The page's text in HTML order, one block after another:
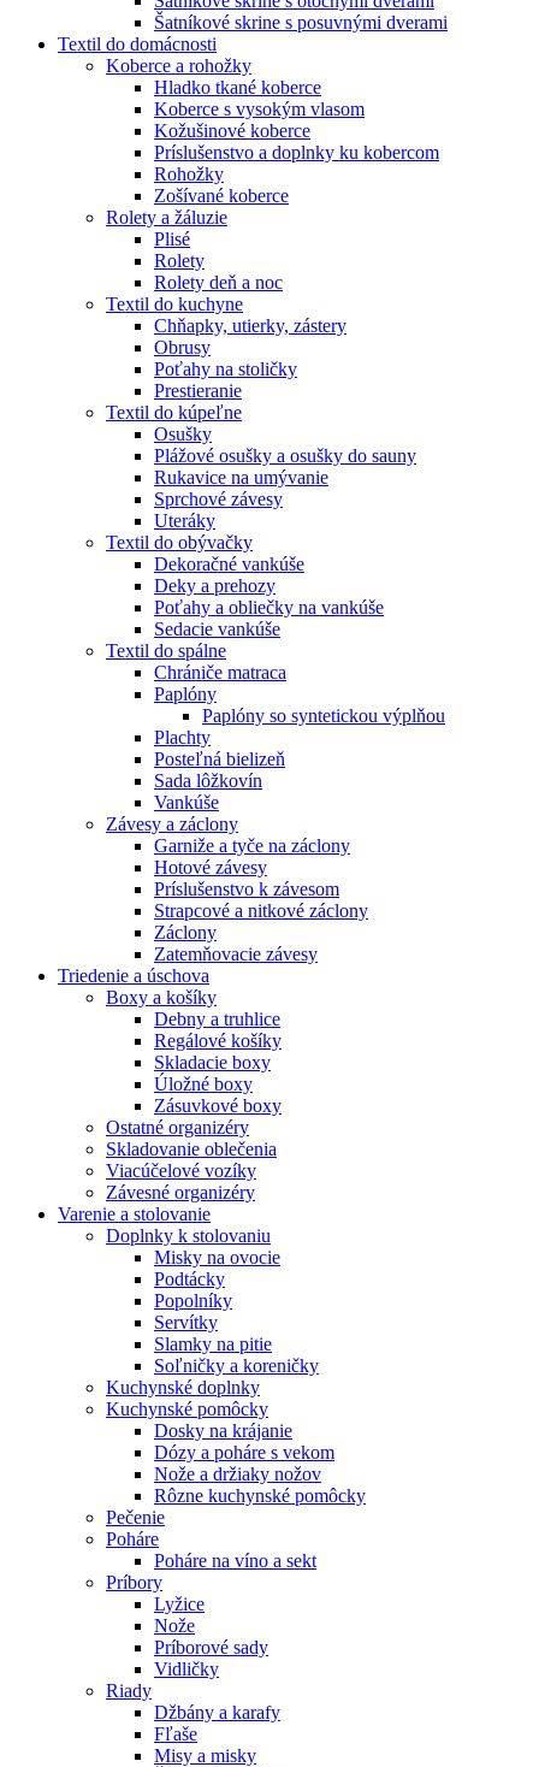
Šatníkové skrine s posuvnými dverami
Textil do domácnosti
Koberce a rohožky
Hladko tkané koberce
Koberce s vysokým vlasom
Kožušinové koberce
Príslušenstvo a doplnky ku kobercom
Rohožky
Zošívané koberce
Rolety a žáluzie
Plisé
Rolety
Rolety deň a noc
Textil do kuchyne
Chňapky, utierky, zástery
Obrusy
Poťahy na stoličky
Prestieranie
Textil do kúpeľne
Osušky
Plážové osušky a osušky do sauny
Rukavice na umývanie
Sprchové závesy
Uteráky
Textil do obývačky
Dekoračné vankúše
Deky a prehozy
Poťahy a obliečky na vankúše
Sedacie vankúše
Textil do spálne
Chrániče matraca
Paplóny
Paplóny so syntetickou výplňou
Plachty
Posteľná bielizeň
Sada lôžkovín
Vankúše
Závesy a záclony
Garniže a tyče na záclony
Hotové závesy
Príslušenstvo k závesom
Strapcové a nitkové záclony
Záclony
Zatemňovacie závesy
Triedenie a úschova
Boxy a košíky
Debny a truhlice
Regálové košíky
Skladacie boxy
Úložné boxy
Zásuvkové boxy
Ostatné organizéry
Skladovanie oblečenia
Viacúčelové vozíky
Závesné organizéry
Varenie a stolovanie
Doplnky k stolovaniu
Misky na ovocie
Podtácky
Popolníky
Servítky
Slamky na pitie
Soľničky a koreničky
Kuchynské doplnky
Kuchynské pomôcky
Dosky na krájanie
Dózy a poháre s vekom
Nože a držiaky nožov
Rôzne kuchynské pomôcky
Pečenie
Poháre
Poháre na víno a sekt
Príbory
Lyžice
Nože
Príborové sady
Vidličky
Riady
Džbány a karafy
Fľaše
Misy a misky